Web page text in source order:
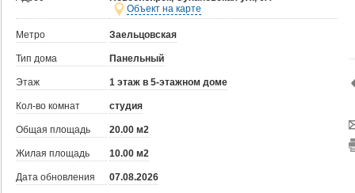
Объект на карте
Метро Заельцовская
Тип дома Панельный
Этаж 1 этаж в 5-этажном доме
Кол-во комнат студия
Общая площадь 20.00 м2
Жилая площадь 10.00 м2
Дата обновления 07.08.2026